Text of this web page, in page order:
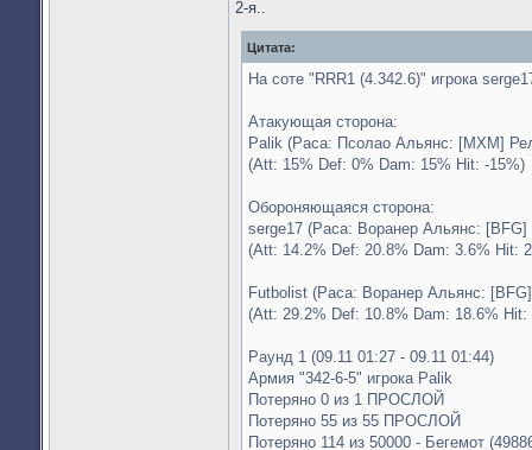
2-я..
Цитата:
На соте "RRR1 (4.342.6)" игрока
Атакующая сторона:
Palik (Раса: Псолао Альянс: [MXM]
(Att: 15% Def: 0% Dam: 15% Hit: -15%)
Обороняющаяся сторона:
serge17 (Раса: Воранер Альянс: [BFG]
(Att: 14.2% Def: 20.8% Dam: 3.6% Hit:
Futbolist (Раса: Воранер Альянс:
(Att: 29.2% Def: 10.8% Dam: 18.6% Hit:
Раунд 1 (09.11 01:27 - 09.11 01:44)
Армия "342-6-5" игрока Palik
Потеряно 0 из 1 ПРОСЛОЙ
Потеряно 55 из 55 ПРОСЛОЙ
Потеряно 114 из 50000 - Бегемот